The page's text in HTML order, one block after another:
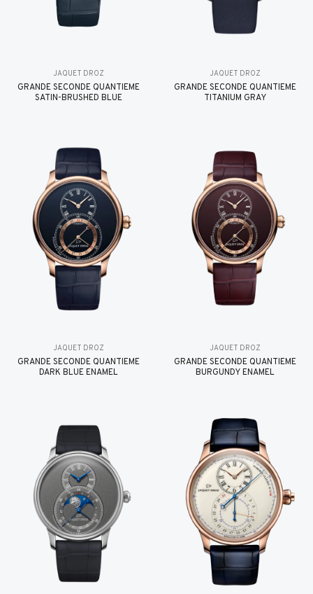
JAQUET DROZ
GRANDE SECONDE QUANTIÈME
SATIN-BRUSHED BLUE
JAQUET DROZ
GRANDE SECONDE QUANTIÈME
TITANIUM GRAY
JAQUET DROZ
GRANDE SECONDE QUANTIÈME
DARK BLUE ENAMEL
JAQUET DROZ
GRANDE SECONDE QUANTIÈME
BURGUNDY ENAMEL